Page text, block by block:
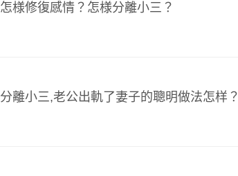
怎様修復感情？怎様分離小三？
分離小三,老公出軌了妻子的聰明做法怎样？